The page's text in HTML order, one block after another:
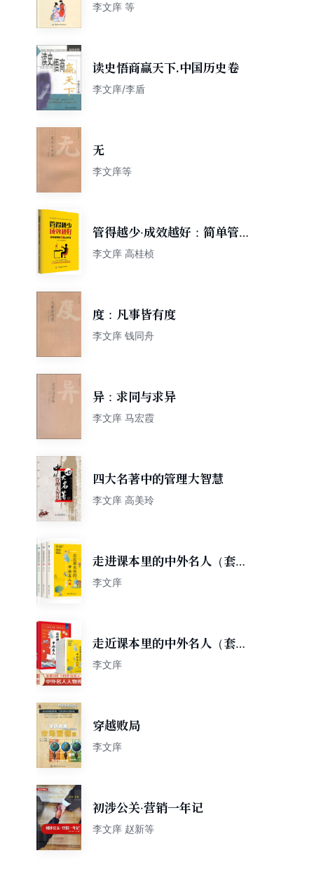
李文庠 等
读史悟商赢天下.中国历史卷
李文庠/李盾
无
李文庠等
管得越少·成效越好：简单管理
的9堂必修课
李文庠 高桂桢
度：凡事皆有度
李文庠 钱同舟
异：求同与求异
李文庠 马宏霞
四大名著中的管理大智慧
李文庠 高美玲
走进课本里的中外名人（套装
全5册）衔接中小学课本中的
李文庠
走近课本里的中外名人（套装
全5册）衔接中小学课本中的
李文庠
穿越败局
李文庠
初涉公关·营销一年记
李文庠 赵新等